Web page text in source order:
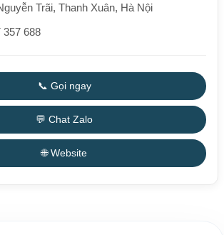
Trãi, Thanh Xuân, Hà Nội
357 688
📞 Gọi ngay
💬 Chat Zalo
🌐 Website